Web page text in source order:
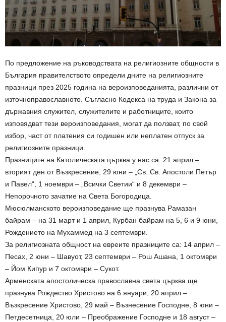
По предложение на ръководствата на религиозните общности в
България правителството определи дните на религиозните
празници през 2025 година на вероизповеданията, различни от
източноправославното. Съгласно Кодекса на труда и Закона за
държавния служител, служителите и работниците, които
изповядват тези вероизповедания, могат да ползват, по свой
избор, част от платения си годишен или неплатен отпуск за
религиозните празници.
Празниците на Католическата църква у нас са: 21 април –
вторият ден от Възкресение, 29 юни – „Св. Св. Апостоли Петър
и Павел“, 1 ноември – „Всички Светии“ и 8 декември –
Непорочното зачатие на Света Богородица.
Мюсюлманското вероизповедание ще празнува Рамазан
байрам – на 31 март и 1 април, Курбан байрам на 5, 6 и 9 юни,
Рождението на Мухаммед на 3 септември.
За религиозната общност на евреите празниците са: 14 април –
Песах, 2 юни – Шавуот, 23 септември – Рош Ашана, 1 октомври
– Йом Кипур и 7 октомври – Сукот.
Арменската апостолическа православна света църква ще
празнува Рождество Христово на 6 януари, 20 април –
Възкресение Христово, 29 май – Възнесение Господне, 8 юни –
Петдесетница, 20 юли – Преображение Господне и 18 август –